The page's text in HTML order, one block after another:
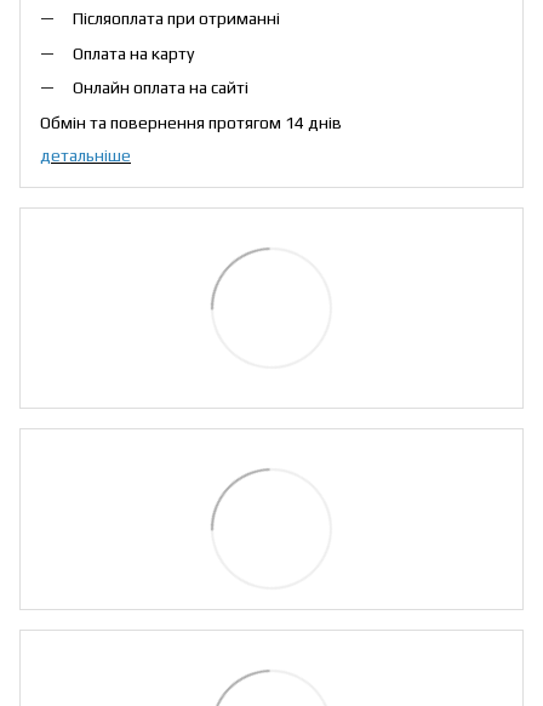
Післяоплата при отриманні
Оплата на карту
Онлайн оплата на сайті
Обмін та повернення протягом 14 днів
детальніше